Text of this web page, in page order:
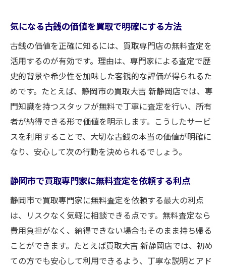
気になる古銭の価値を買取で明確にする方法
古銭の価値を正確に知るには、買取専門店の無料査定を
活用するのが有効です。理由は、専門家による査定で歴
史的背景や希少性を加味した客観的な評価が得られるた
めです。たとえば、静岡市の買取大吉 新静岡店では、専
門知識を持つスタッフが無料で丁寧に査定を行い、所有
者が納得できる形で価値を明示します。こうしたサービ
スを利用することで、大切な古銭の本当の価値が明確に
なり、安心して次の行動を決められるでしょう。
静岡市で買取専門家に無料査定を依頼する利点
静岡市で買取専門家に無料査定を依頼する最大の利点
は、リスクなく気軽に相談できる点です。無料査定なら
費用負担がなく、納得できない場合もそのまま持ち帰る
ことができます。たとえば買取大吉 新静岡店では、初め
ての方でも安心して利用できるよう、丁寧な説明とアド